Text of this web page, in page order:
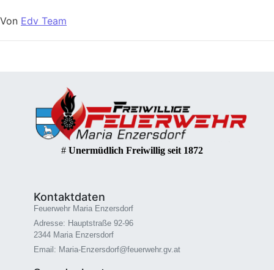
Von Edv Team
# Unermüdlich Freiwillig seit 1872
Kontaktdaten
Feuerwehr Maria Enzersdorf
Adresse: Hauptstraße 92-96
2344 Maria Enzersdorf
Email: Maria-Enzersdorf@feuerwehr.gv.at